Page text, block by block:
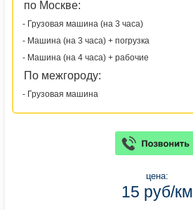
по Москве:
- Грузовая машина (на 3 часа)
- Машина (на 3 часа) + погрузка
- Машина (на 4 часа) + рабочие
По межгороду:
- Грузовая машина
цена:
15 руб/км